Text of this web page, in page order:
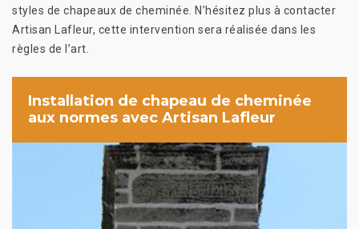
styles de chapeaux de cheminée. N’hésitez plus à contacter
Artisan Lafleur, cette intervention sera réalisée dans les
règles de l’art.
Installation de chapeau de cheminée
aux normes avec Artisan Lafleur